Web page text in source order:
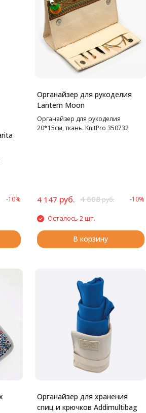
-10%
Органайзер для рукоделия
Lantern Moon
Органайзер для рукоделия
20*15см, ткань. KnitPro 350732
4 147 руб. 4 608руб. -10%
Осталось 2 шт.
В корзину
Органайзер для хранения
спиц и крючков Addimultibag